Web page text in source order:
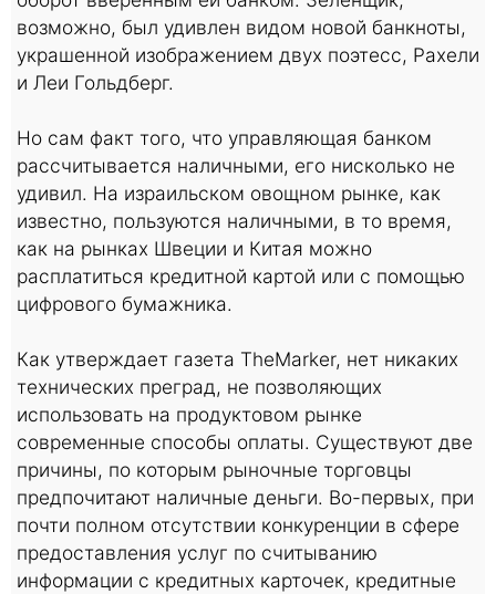
возможно, был удивлен видом новой банкноты,
украшенной изображением двух поэтесс, Рахели
и Леи Гольдберг.
Но сам факт того, что управляющая банком
рассчитывается наличными, его нисколько не
удивил. На израильском овощном рынке, как
известно, пользуются наличными, в то время,
как на рынках Швеции и Китая можно
расплатиться кредитной картой или с помощью
цифрового бумажника.
Как утверждает газета TheMarker, нет никаких
технических преград, не позволяющих
использовать на продуктовом рынке
современные способы оплаты. Существуют две
причины, по которым рыночные торговцы
предпочитают наличные деньги. Во-первых, при
почти полном отсутствии конкуренции в сфере
предоставления услуг по считыванию
информации с кредитных карточек, кредитные